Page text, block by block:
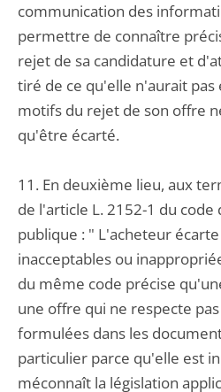
communication des
permettre de connaître
rejet de sa candidature et
tiré de ce qu'elle n'aurait
motifs du rejet de son offre
qu'être écarté.
11. En deuxième lieu, aux
de l'article L. 2152-1 du code
publique : " L'acheteur
inacceptables ou
du même code précise
une offre qui ne respecte
formulées dans les
particulier parce qu'elle est
méconnaît la législation